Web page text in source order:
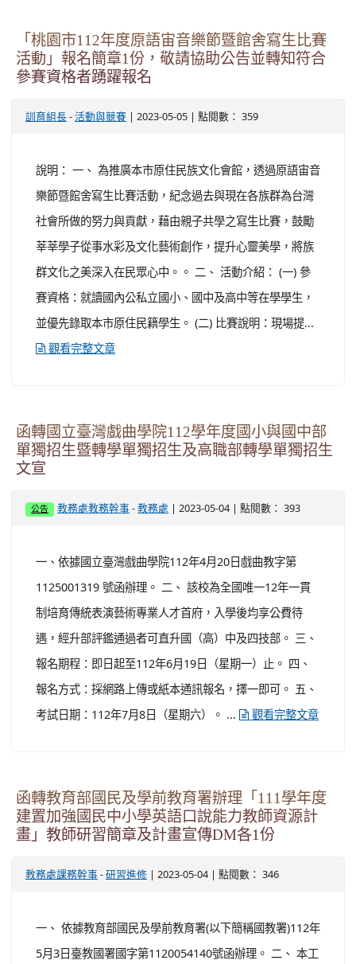
「桃園市112年度原語宙音樂節暨館舍寫生比賽
活動」報名簡章1份，敬請協助公告並轉知符合
參賽資格者踴躍報名
訓育組長 - 活動與競賽 | 2023-05-05 | 點閱數： 359
說明： 一、 為推廣本市原住民族文化會館，透過原語宙音
樂節暨館舍寫生比賽活動，紀念過去與現在各族群為台灣
社會所做的努力與貢獻，藉由親子共學之寫生比賽，鼓勵
莘莘學子從事水彩及文化藝術創作，提升心靈美學，將族
群文化之美深入在民眾心中。。 二、 活動介紹： (一) 參
賽資格：就讀國內公私立國小、國中及高中等在學學生，
並優先錄取本市原住民籍學生。 (二) 比賽說明：現場提...
觀看完整文章
函轉國立臺灣戲曲學院112學年度國小與國中部
單獨招生暨轉學單獨招生及高職部轉學單獨招生
文宣
公告 教務處教務幹事 -教務處 | 2023-05-04 | 點閱數： 393
一、依據國立臺灣戲曲學院112年4月20日戲曲教字第
1125001319 號函辦理。 二、 該校為全國唯一12年一貫
制培育傳統表演藝術專業人才首府，入學後均享公費待
遇，經升部評鑑通過者可直升國（高）中及四技部。 三、
報名期程：即日起至112年6月19日（星期一）止。 四、
報名方式：採網路上傳或紙本通訊報名，擇一即可。 五、
考試日期：112年7月8日（星期六）。 ...
觀看完整文章
函轉教育部國民及學前教育署辦理「111學年度
建置加強國民中小學英語口說能力教師資源計
畫」教師研習簡章及計畫宣傳DM各1份
教務處課務幹事 - 研習進修 | 2023-05-04 | 點閱數： 346
一、 依據教育部國民及學前教育署(以下簡稱國教署)112年
5月3日臺教國署國字第1120054140號函辦理。 二、 本工